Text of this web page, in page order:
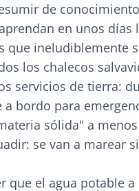
de
en unos días
que ineludiblemente
los chalecos
servicios de tierra:
bordo para
sólida" a
se van a marear
que el agua potable